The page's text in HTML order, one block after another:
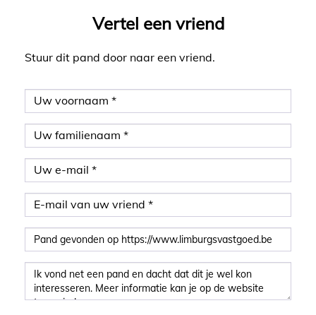
Vertel een vriend
Stuur dit pand door naar een vriend.